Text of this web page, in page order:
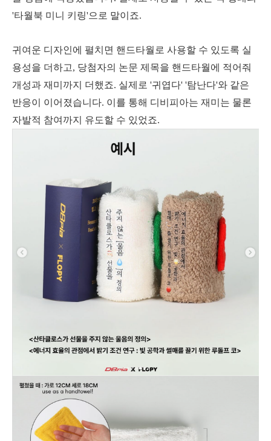
'타월북 미니 키링'으로 말이죠.
귀여운 디자인에 펼치면 핸드타월로 사용할 수 있도록 실
용성을 더하고, 당첨자의 논문 제목을 핸드타월에 적어줘
개성과 재미까지 더했죠. 실제로 '귀엽다' '탐난다'와 같은
반응이 이어졌습니다. 이를 통해 디비피아는 재미는 물론
자발적 참여까지 유도할 수 있었죠.